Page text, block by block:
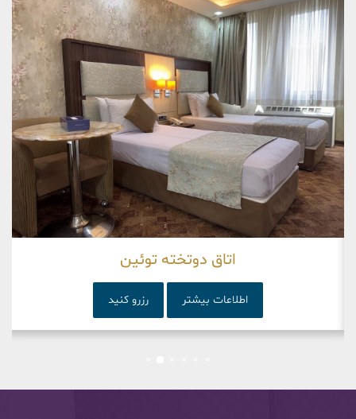
اتاق دوتخته توئین
رزرو کنید اطلاعات بیشتر